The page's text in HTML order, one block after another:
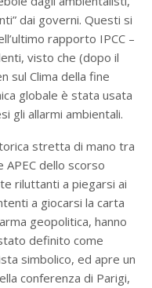
dai governi. Questi si
rapporto IPCC –
visto che (dopo il
sul Clima della fine
globale è stata usata
gli allarmi ambientali.
stretta di mano tra
APEC dello scorso
riluttanti a piegarsi ai
a giocarsi la carta
geopolitica, hanno
definito come
simbolico, ed apre un
conferenza di Parigi,